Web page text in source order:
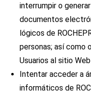
interrumpir o
documentos
lógicos de
personas; así como
Usuarios al sitio
Intentar acceder a
informáticos de